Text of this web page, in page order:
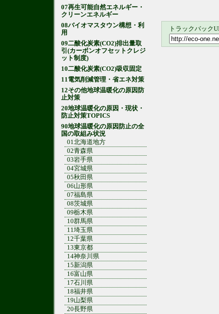
トラックバック
07再生可能自然エネルギー・
クリーンエネルギー
08バイオマスタウン構想・利
用
09二酸化炭素(CO2)排出量取
引(カーボンオフセットクレジ
ット制度)
10二酸化炭素(CO2)吸収固定
11電気削減管理・省エネ対策
12その他地球温暖化の原因防
止対策
20地球温暖化の原因・現状・
防止対策TOPICS
90地球温暖化の原因防止の全
国の取組み状況
01北海道地方
02青森県
03岩手県
04宮城県
05秋田県
06山形県
07福島県
08茨城県
09栃木県
10群馬県
11埼玉県
12千葉県
13東京都
14神奈川県
15新潟県
16富山県
17石川県
18福井県
19山梨県
20長野県